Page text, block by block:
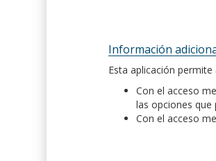
Información
Esta aplicación
Con el acceso
las opciones que
Con el acceso